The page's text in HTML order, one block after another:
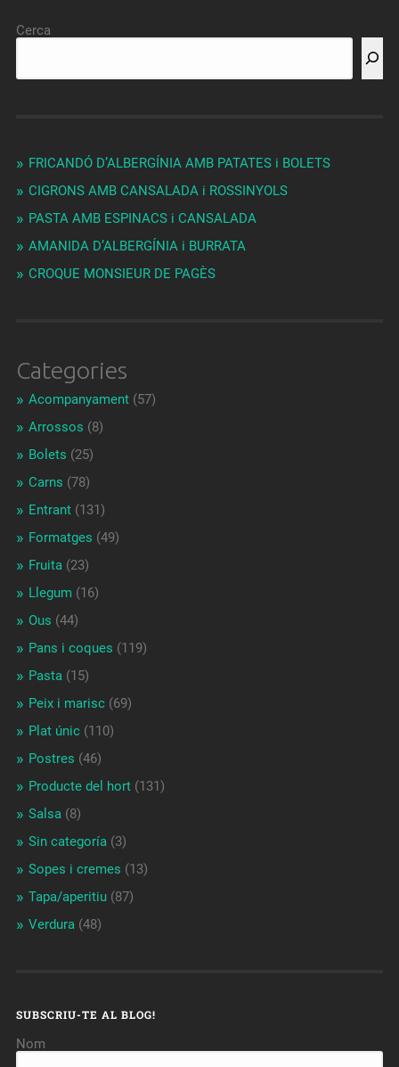
Cerca
FRICANDÓ D’ALBERGÍNIA AMB PATATES i BOLETS
CIGRONS AMB CANSALADA i ROSSINYOLS
PASTA AMB ESPINACS i CANSALADA
AMANIDA D’ALBERGÍNIA i BURRATA
CROQUE MONSIEUR DE PAGÈS
Categories
Acompanyament(57)
Arrossos (8)
Bolets (25)
Carns (78)
Entrant(131)
Formatges (49)
Fruita(23)
Llegum (16)
Ous (44)
Pans i coques (119)
Pasta(15)
Peix i marisc(69)
Plat únic(110)
Postres (46)
Producte del hort(131)
Salsa(8)
Sin categoría(3)
Sopes i cremes (13)
Tapa/aperitiu(87)
Verdura(48)
SUBSCRIU-TE AL BLOG!
Nom